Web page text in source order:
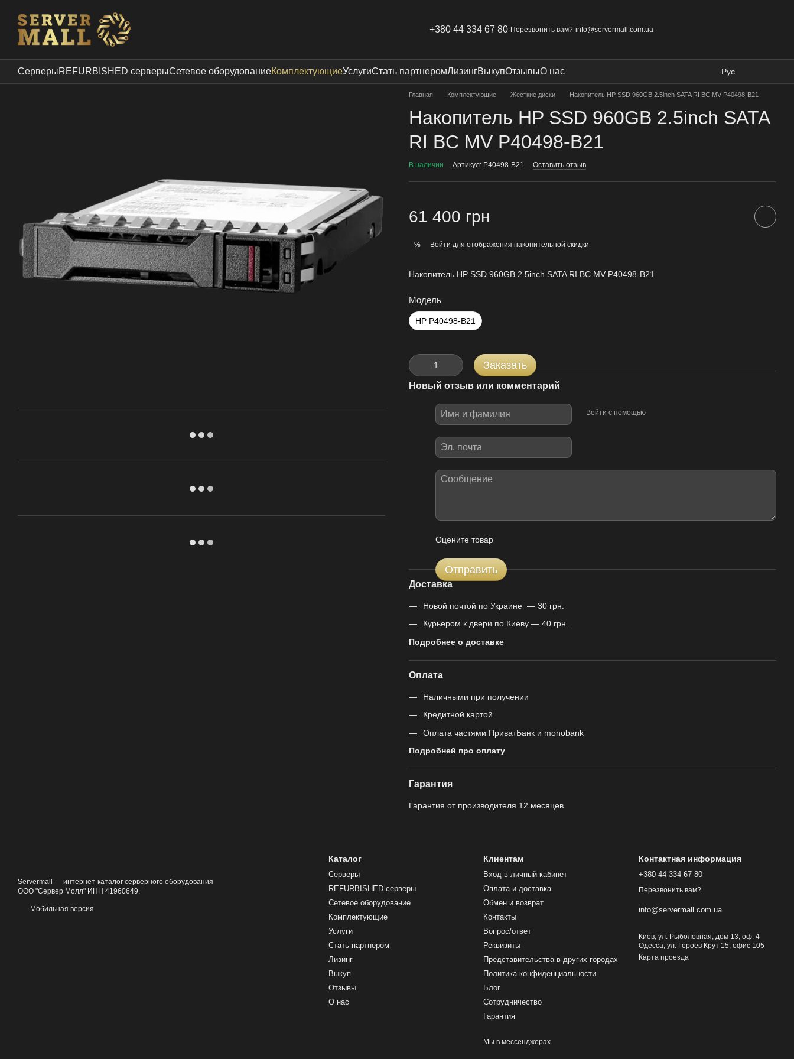
+380 44 334 67 80 Перезвонить вам? info@servermall.com.ua
СерверыREFURBISHED серверыСетевое оборудованиеКомплектующиеУслугиСтать партнеромЛизингВыкупОтзывыО нас Рус
Главная Комплектующие Жесткие диски Накопитель HP SSD 960GB 2.5inch SATA RI BC MV P40498-B21
Накопитель HP SSD 960GB 2.5inch SATA
RI BC MV P40498-B21
В наличии Артикул: P40498-B21 Оставить отзыв
61 400 грн
% Войти для отображения накопительной скидки
Накопитель HP SSD 960GB 2.5inch SATA RI BC MV P40498-B21
Модель
HP P40498-B21
Заказать
Новый отзыв или комментарий
Войти с помощью
Оцените товар
Отправить
Доставка
Новой почтой по Украине — 30 грн.
Курьером к двери по Киеву — 40 грн.
Подробнее о доставке
Оплата
Наличными при получении
Кредитной картой
Оплата частями ПриватБанк и monobank
Подробней про оплату
Гарантия
Гарантия от производителя 12 месяцев
Servermall — интернет-каталог серверного оборудования
ООО "Сервер Молл" ИНН 41960649.
Мобильная версия
Каталог
Серверы
REFURBISHED серверы
Сетевое оборудование
Комплектующие
Услуги
Стать партнером
Лизинг
Выкуп
Отзывы
О нас
Клиентам
Вход в личный кабинет
Оплата и доставка
Обмен и возврат
Контакты
Вопрос/ответ
Реквизиты
Представительства в других городах
Политика конфиденциальности
Блог
Сотрудничество
Гарантия
Мы в мессенджерах
Контактная информация
+380 44 334 67 80
Перезвонить вам?
info@servermall.com.ua
Киев, ул. Рыболовная, дом 13, оф. 4
Одесса, ул. Героев Крут 15, офис 105
Карта проезда